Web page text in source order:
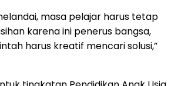
masa pelajar harus tetap
karena ini penerus bangsa,
harus kreatif mencari solusi,”